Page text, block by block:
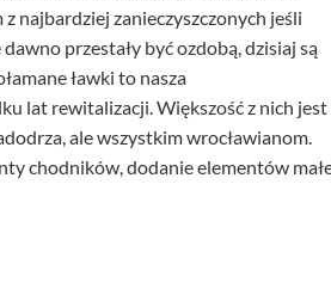
najbardziej zanieczyszczonych jeśli
przestały być ozdobą, dzisiaj są
ławki to nasza
lat rewitalizacji. Większość z nich jest
ale wszystkim wrocławianom.
chodników, dodanie elementów